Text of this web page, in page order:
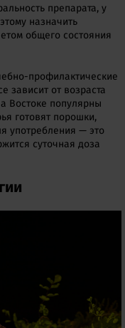
препарата, у
назначить
общего состояния
профилактические
зависит от возраста
Востоке популярны
готовят порошки,
употребления — это
суточная доза